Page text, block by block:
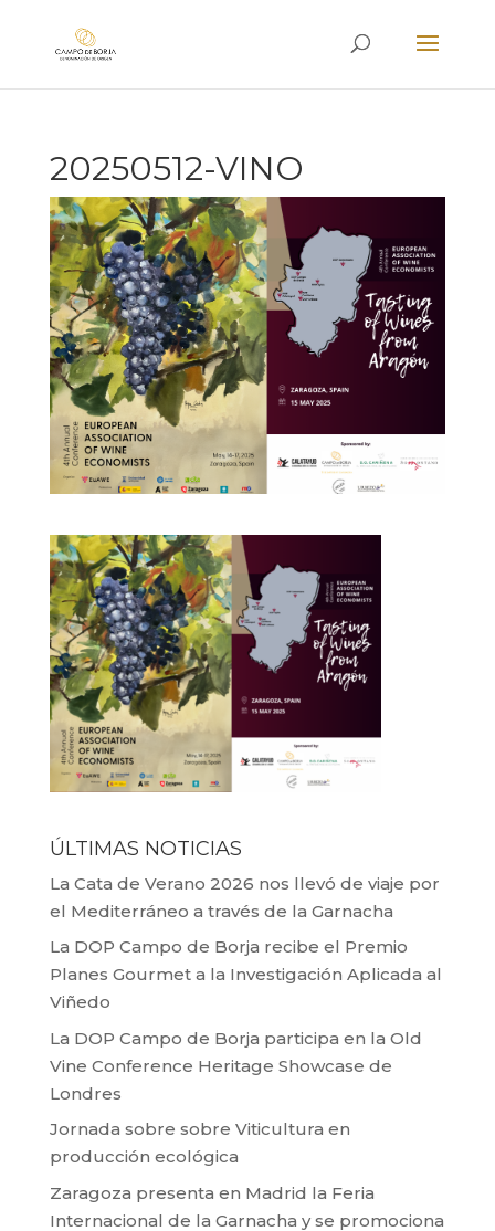
20250512-VINO
ÚLTIMAS NOTICIAS
La Cata de Verano 2026 nos llevó de viaje por
el Mediterráneo a través de la Garnacha
La DOP Campo de Borja recibe el Premio
Planes Gourmet a la Investigación Aplicada al
Viñedo
La DOP Campo de Borja participa en la Old
Vine Conference Heritage Showcase de
Londres
Jornada sobre sobre Viticultura en
producción ecológica
Zaragoza presenta en Madrid la Feria
Internacional de la Garnacha y se promociona